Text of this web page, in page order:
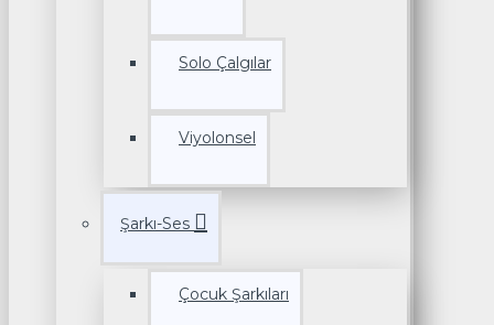
Solo Çalgılar
Viyolonsel
Şarkı-Ses
Çocuk Şarkıları